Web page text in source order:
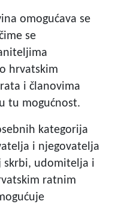
omogućava se
se
hrvatskim
i članovima
tu mogućnost.
kategorija
i njegovatelja
skrbi, udomitelja i
ratnim